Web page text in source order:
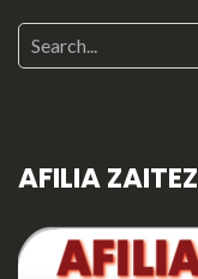
AFILIA ZAITEZ